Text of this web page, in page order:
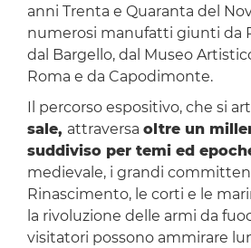
anni Trenta e Quaranta del
numerosi manufatti giunti da
dal Bargello, dal Museo
Roma e da Capodimonte.
Il percorso espositivo, che si
sale, attraversa oltre un
suddiviso per temi ed
medievale, i grandi
Rinascimento, le corti e le
la rivoluzione delle armi da
visitatori possono ammirare